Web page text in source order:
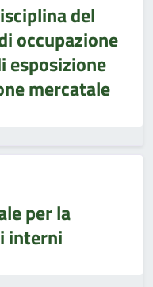
del
occupazione
esposizione
mercatale
per la
interni